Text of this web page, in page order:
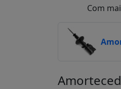
Com